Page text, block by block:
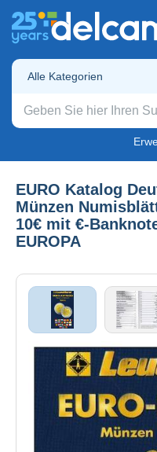
Alle Kategorien
EURO Katalog
Münzen
10€ mit €-
EUROPA